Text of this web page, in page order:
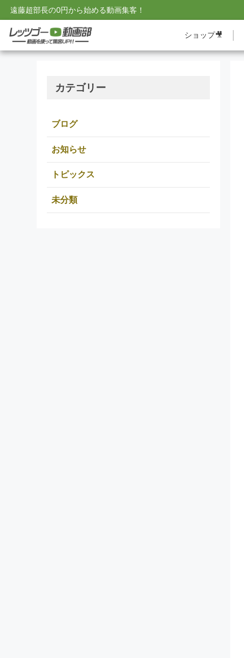
遠藤超部長の0円から始める動画集客！
ショップ🎥
カテゴリー
ブログ
お知らせ
トピックス
未分類